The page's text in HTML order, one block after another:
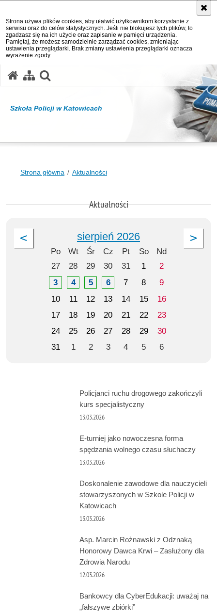
Strona używa plików cookies, aby ułatwić użytkownikom korzystanie z
serwisu oraz do celów statystycznych. Jeśli nie blokujesz tych plików, to
zgadzasz się na ich użycie oraz zapisanie w pamięci urządzenia.
Pamiętaj, że możesz samodzielnie zarządzać cookies, zmieniając
ustawienia przeglądarki. Brak zmiany ustawienia przeglądarki oznacza
wyrażenie zgody.
Szkoła Policji w Katowicach
Strona główna Aktualności
Aktualności
sierpień 2026
Po Wt Śr Cz Pt So
Nd
27
28 29 30 31 1
2
3
4 5 6 7 8
9
10
11 12 13 14 15
16
17
18 19 20 21 22
23
24
25 26 27 28 29
30
31
1 2 3 4 5 6
Policjanci ruchu drogowego zakończyli
kurs specjalistyczny
13.03.2026
E-turniej jako nowoczesna forma
spędzania wolnego czasu słuchaczy
13.03.2026
Doskonalenie zawodowe dla nauczycieli
stowarzyszonych w Szkole Policji w
Katowicach
13.03.2026
Asp. Marcin Rożnawski z Odznaką
Honorowy Dawca Krwi – Zasłużony dla
Zdrowia Narodu
12.03.2026
Bankowcy dla CyberEdukacji: uważaj na
„fałszywe zbiórki”